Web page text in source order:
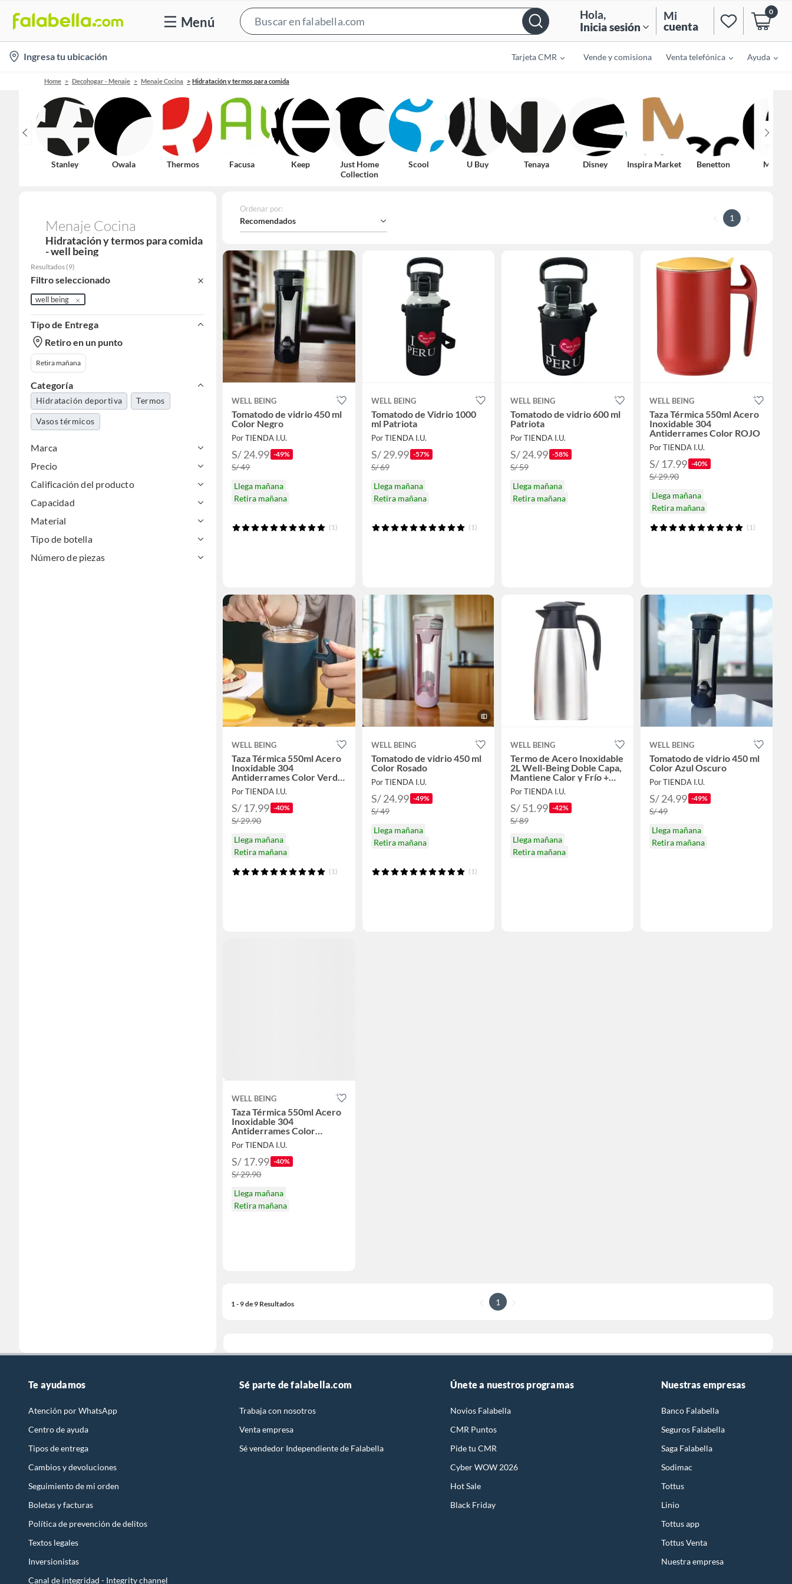
Menú
Bar
Hola,
Inicia sesión
Mi
cuenta
0
location-
icon
Ingresa tu ubicación Tarjeta CMR Vende y comisiona Venta telefónica Ayuda
Home Decohogar - Menaje Menaje Cocina Hidratación y termos para comida
Stanley Owala Thermos Facusa Keep
Just Home
Collection
Scool U Buy Tenaya Disney Inspira Market Benetton Mica
Menaje Cocina
Hidratación y termos para comida
- well being
Resultados (9)
Filtro seleccionado
well being
Tipo de Entrega
Retiro en un punto
Retira mañana
Categoría
Hidratación deportiva Termos
Vasos térmicos
Marca
Precio
Calificación del producto
Capacidad
Material
Tipo de botella
Número de piezas
Ordenar por:
Recomendados 1
WELL BEING
Tomatodo de vidrio 450 ml
Color Negro
Por TIENDA I.U.
S/ 24.99 -49%
S/ 49
Llega mañana
Retira mañana
(1)
WELL BEING
Tomatodo de Vidrio 1000
ml Patriota
Por TIENDA I.U.
S/ 29.99 -57%
S/ 69
Llega mañana
Retira mañana
(1)
WELL BEING
Tomatodo de vidrio 600 ml
Patriota
Por TIENDA I.U.
S/ 24.99 -58%
S/ 59
Llega mañana
Retira mañana
WELL BEING
Taza Térmica 550ml Acero
Inoxidable 304
Antiderrames Color ROJO
Por TIENDA I.U.
S/ 17.99 -40%
S/ 29.90
Llega mañana
Retira mañana
(1)
WELL BEING
Taza Térmica 550ml Acero
Inoxidable 304
Antiderrames Color Verde
Oscuro
Por TIENDA I.U.
S/ 17.99 -40%
S/ 29.90
Llega mañana
Retira mañana
(1)
WELL BEING
Tomatodo de vidrio 450 ml
Color Rosado
Por TIENDA I.U.
S/ 24.99 -49%
S/ 49
Llega mañana
Retira mañana
(1)
WELL BEING
Termo de Acero Inoxidable
2L Well-Being Doble Capa,
Mantiene Calor y Frío +
Accesorios
Por TIENDA I.U.
S/ 51.99 -42%
S/ 89
Llega mañana
Retira mañana
WELL BEING
Tomatodo de vidrio 450 ml
Color Azul Oscuro
Por TIENDA I.U.
S/ 24.99 -49%
S/ 49
Llega mañana
Retira mañana
WELL BEING
Taza Térmica 550ml Acero
Inoxidable 304
Antiderrames Color
ROSADO
Por TIENDA I.U.
S/ 17.99 -40%
S/ 29.90
Llega mañana
Retira mañana
1 - 9 de 9 Resultados 1
Te ayudamos
Atención por WhatsApp
Centro de ayuda
Tipos de entrega
Cambios y devoluciones
Seguimiento de mi orden
Boletas y facturas
Política de prevención de delitos
Textos legales
Inversionistas
Canal de integridad - Integrity channel
Sé parte de falabella.com
Trabaja con nosotros
Venta empresa
Sé vendedor Independiente de Falabella
Únete a nuestros programas
Novios Falabella
CMR Puntos
Pide tu CMR
Cyber WOW 2026
Hot Sale
Black Friday
Nuestras empresas
Banco Falabella
Seguros Falabella
Saga Falabella
Sodimac
Tottus
Linio
Tottus app
Tottus Venta
Nuestra empresa